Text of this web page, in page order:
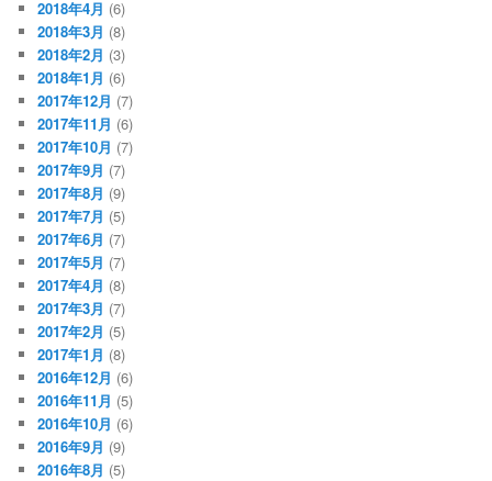
2018年4月 (6)
2018年3月 (8)
2018年2月 (3)
2018年1月 (6)
2017年12月 (7)
2017年11月 (6)
2017年10月 (7)
2017年9月 (7)
2017年8月 (9)
2017年7月 (5)
2017年6月 (7)
2017年5月 (7)
2017年4月 (8)
2017年3月 (7)
2017年2月 (5)
2017年1月 (8)
2016年12月 (6)
2016年11月 (5)
2016年10月 (6)
2016年9月 (9)
2016年8月 (5)